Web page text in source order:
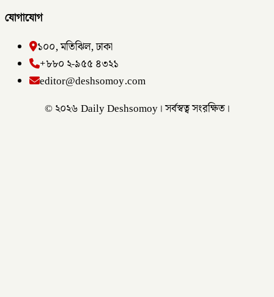
যোগাযোগ
১০০, মতিঝিল, ঢাকা
+৮৮০ ২-৯৫৫ ৪৩২১
editor@deshsomoy.com
© ২০২৬ Daily Deshsomoy। সর্বস্বত্ব সংরক্ষিত।